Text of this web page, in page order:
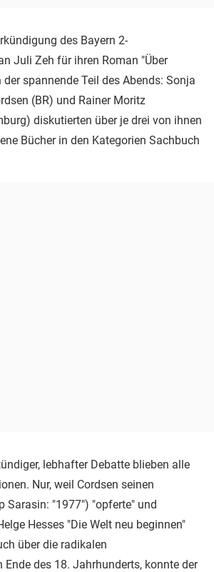
des Bayern 2-
Juli Zeh für ihren Roman "Über
spannende Teil des Abends: Sonja
(BR) und Rainer Moritz
diskutierten über je drei von ihnen
Bücher in den Kategorien Sachbuch
lebhafter Debatte blieben alle
Nur, weil Cordsen seinen
Sarasin: "1977") "opferte" und
Hesses "Die Welt neu beginnen"
über die radikalen
Ende des 18. Jahrhunderts, konnte der